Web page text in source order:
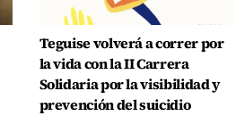
Teguise volverá a correr por
la vida con la II Carrera
Solidaria por la visibilidad y
prevención del suicidio